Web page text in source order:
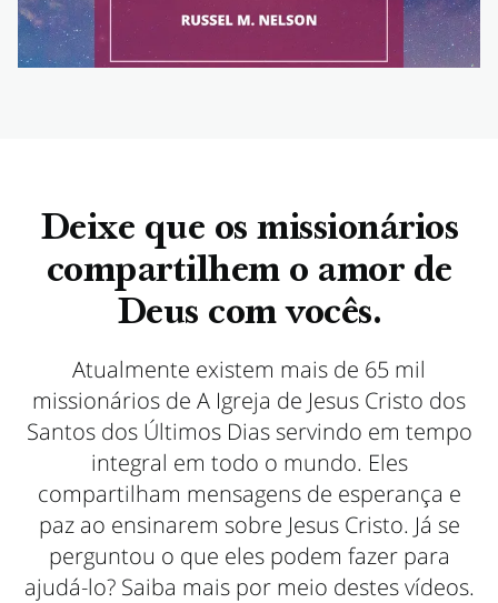
Deixe que os missionários
compartilhem o amor de
Deus com vocês.
Atualmente existem mais de 65 mil
missionários de A Igreja de Jesus Cristo dos
Santos dos Últimos Dias servindo em tempo
integral em todo o mundo. Eles
compartilham mensagens de esperança e
paz ao ensinarem sobre Jesus Cristo. Já se
perguntou o que eles podem fazer para
ajudá-lo? Saiba mais por meio destes vídeos.